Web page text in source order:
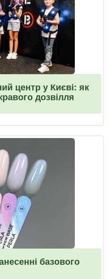
центр у Києві: як
дозвілля
базового